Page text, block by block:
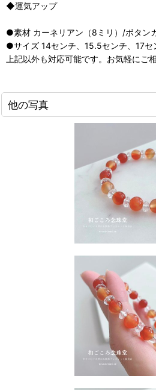
◆運気アップ
●素材 カーネリアン（8ミリ）/ボタン
●サイズ 14センチ、15.5センチ、17セ
上記以外も対応可能です。お気軽にご
他の写真